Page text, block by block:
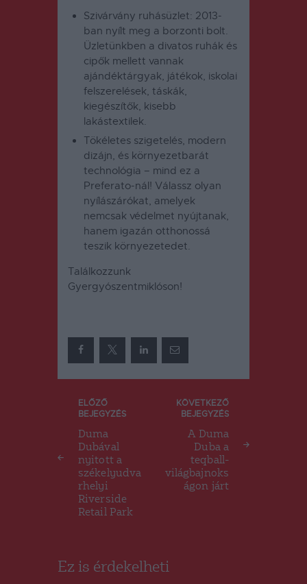
Szivárvány ruhásüzlet: 2013-
ban nyílt meg a borzonti bolt.
Üzletünkben a divatos ruhák és
cipők mellett vannak
ajándéktárgyak, játékok, iskolai
felszerelések, táskák,
kiegészítők, kisebb
lakástextilek.
Tökéletes szigetelés, modern
dizájn, és környezetbarát
technológia – mind ez a
Preferato-nál! Válassz olyan
nyílászárókat, amelyek
nemcsak védelmet nyújtanak,
hanem igazán otthonossá
teszik környezetedet.
Találkozzunk
Gyergyószentmiklóson!
Bejegyzés
navigáció
ELŐZŐ
BEJEGYZÉS
Duma
Dubával
nyitott a
székelyudva
rhelyi
Riverside
Retail Park
KÖVETKEZŐ
BEJEGYZÉS
A Duma
Duba a
teqball-
világbajnoks
ágon járt
Ez is érdekelheti